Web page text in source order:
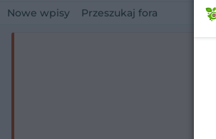
Nowe wpisy Przeszukaj fora